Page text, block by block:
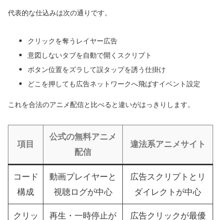
代表的な仕込みは次の通りです。
クリックを奪うレイヤー広告
意図しないタブを自動で開くスクリプト
ボタン位置をズラして誤タップを誘う仕掛け
どこを押しても広告ネットワークへ飛ばすイベント設定
これを合法のアニメ配信と比べると違いがはっきりします。
項目
公式の無料アニメ
配信
違法系アニメサイト
コード
構成
動画プレイヤーと
視聴ログが中心
広告スクリプトとリ
ダイレクトが中心
クリッ 再生・一時停止が 広告クリックが最優